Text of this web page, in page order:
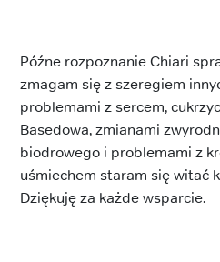
Późne rozpoznanie Chiari
zmagam się z szeregiem
problemami z sercem,
Basedowa, zmianami
biodrowego i problemami z
uśmiechem staram się witać
Dziękuję za każde wsparcie.